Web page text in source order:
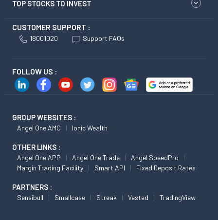
TOP STOCKS TO INVEST
CUSTOMER SUPPORT :
18001020 Support FAQs
FOLLOW US :
GROUP WEBSITES :
Angel One AMC Ionic Wealth
OTHER LINKS :
Angel One APP Angel One Trade
Angel SpeedPro
Margin Trading Facility
Smart API Fixed Deposit Rates
PARTNERS :
Sensibull Smallcase Streak Vested TradingView